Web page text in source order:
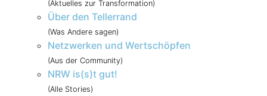
(Aktuelles zur Transformation)
Über den Tellerrand
(Was Andere sagen)
Netzwerken und Wertschöpfen
(Aus der Community)
NRW is(s)t gut!
(Alle Stories)